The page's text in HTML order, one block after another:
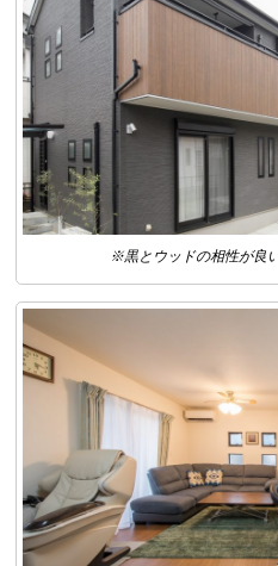
※黒とウッドの相性が良